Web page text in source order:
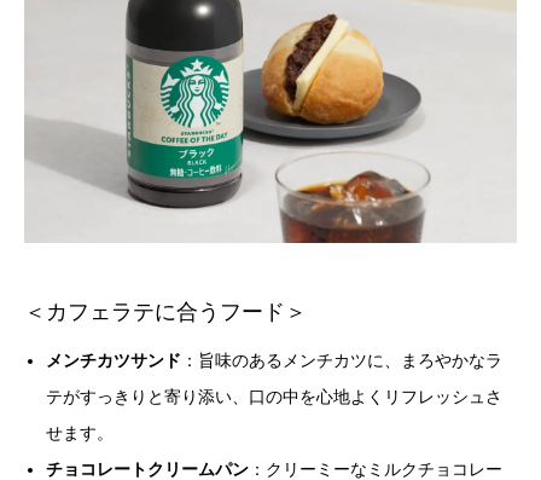
＜カフェラテに合うフード＞
メンチカツサンド ：旨味のあるメンチカツに、まろやかなラ
テがすっきりと寄り添い、口の中を心地よくリフレッシュさ
せます。
チョコレートクリームパン ：クリーミーなミルクチョコレー